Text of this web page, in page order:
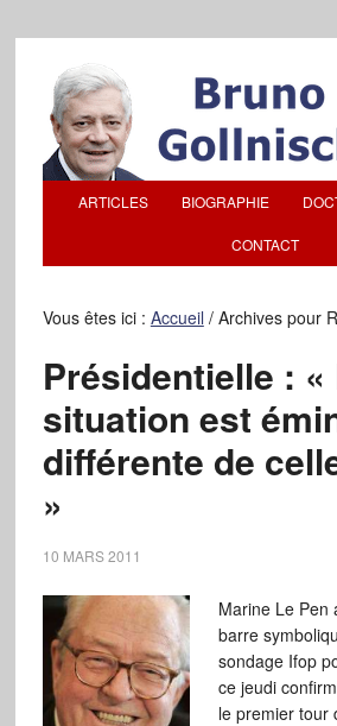
ARTICLES BIOGRAPHIE
CONTACT
Vous êtes ici : Accueil /Archives pour
Présidentielle : «
situation est
différente de
»
10 MARS 2011
Marine Le
barre
sondage Ifop
ce jeudi
le premier tour